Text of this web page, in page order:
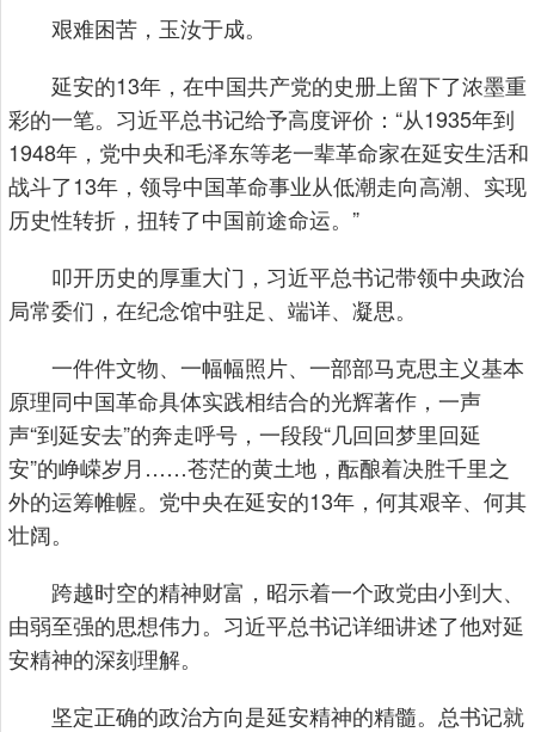
艰难困苦，玉汝于成。
延安的13年，在中国共产党的史册上留下了浓墨重
彩的一笔。习近平总书记给予高度评价：“从1935年到
1948年，党中央和毛泽东等老一辈革命家在延安生活和
战斗了13年，领导中国革命事业从低潮走向高潮、实现
历史性转折，扭转了中国前途命运。”
叩开历史的厚重大门，习近平总书记带领中央政治
局常委们，在纪念馆中驻足、端详、凝思。
一件件文物、一幅幅照片、一部部马克思主义基本
原理同中国革命具体实践相结合的光辉著作，一声
声“到延安去”的奔走呼号，一段段“几回回梦里回延
安”的峥嵘岁月……苍茫的黄土地，酝酿着决胜千里之
外的运筹帷幄。党中央在延安的13年，何其艰辛、何其
壮阔。
跨越时空的精神财富，昭示着一个政党由小到大、
由弱至强的思想伟力。习近平总书记详细讲述了他对延
安精神的深刻理解。
坚定正确的政治方向是延安精神的精髓。总书记就